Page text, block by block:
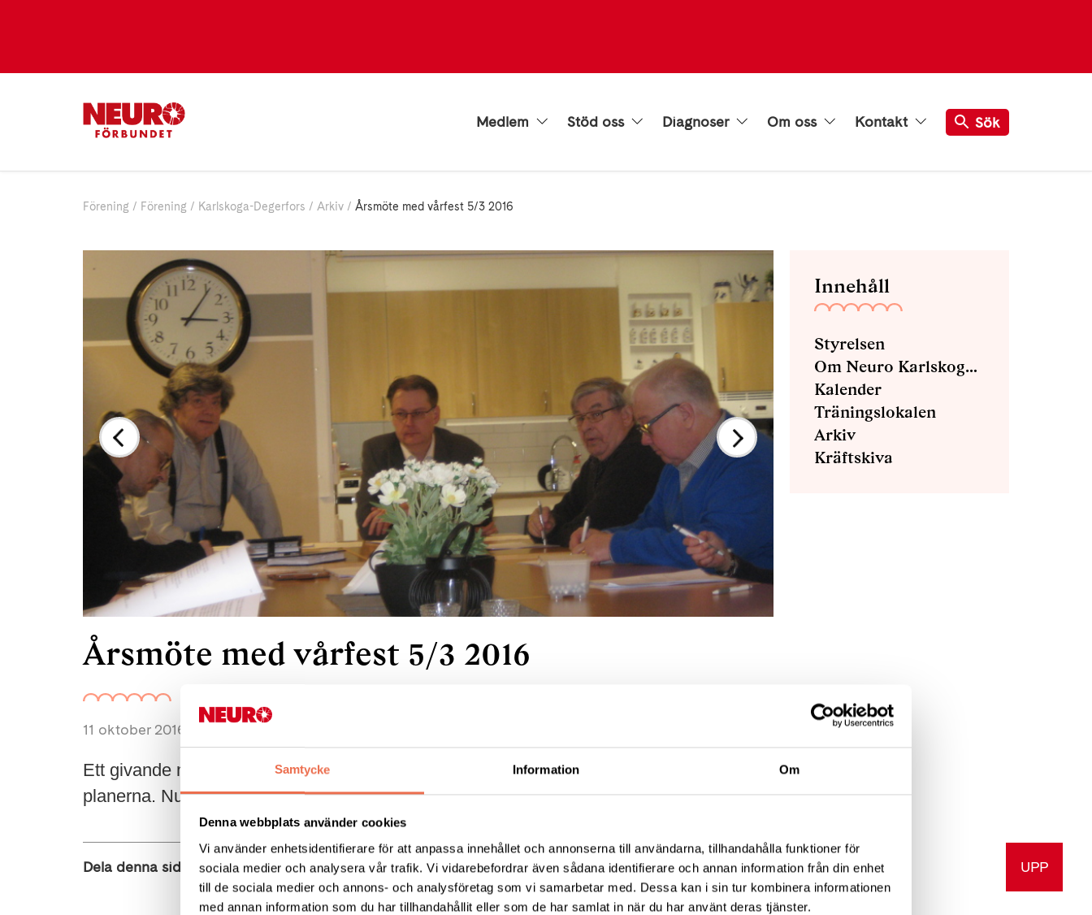
Samtycke Information Om
Denna webbplats använder cookies
Vi använder enhetsidentifierare för att anpassa innehållet och annonserna till användarna, tillhandahålla funktioner för
sociala medier och analysera vår trafik. Vi vidarebefordrar även sådana identifierare och annan information från din enhet
till de sociala medier och annons- och analysföretag som vi samarbetar med. Dessa kan i sin tur kombinera informationen
med annan information som du har tillhandahållit eller som de har samlat in när du har använt deras tjänster.
Medlem Stöd oss Diagnoser Om oss Kontakt Sök
Förening Förening Karlskoga-Degerfors Arkiv Årsmöte med vårfest 5/3 2016
Årsmöte med vårfest 5/3 2016
11 oktober 2016
Ett givande möte med diskussioner om förra årets aktiviteter. som vi genomfört efter
planerna. Nu är det dags för ett nytt år och nya utmaningar.
Dela denna sida: Tipsa Skriv ut
Innehåll
Styrelsen
Om Neuro Karlskoga-Degerfors
Kalender
Träningslokalen
Arkiv
Kräftskiva
UPP